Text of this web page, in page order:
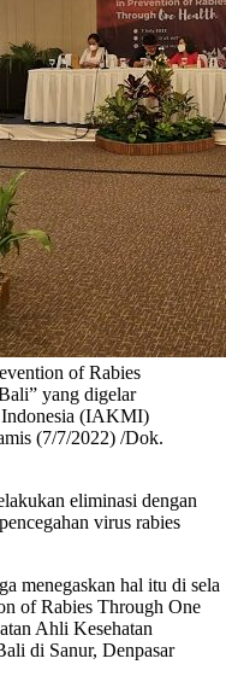
of Rabies
yang digelar
Indonesia (IAKMI)
(7/7/2022) /Dok.
eliminasi dengan
virus rabies
menegaskan hal itu di sela
ofRabies Through One
Ahli Kesehatan
di Sanur, Denpasar